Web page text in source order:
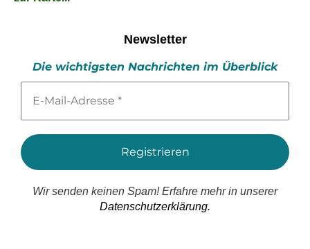
Newsletter
Die wichtigsten Nachrichten im Überblick
Mail-
*
Wir senden keinen Spam! Erfahre mehr in unserer
Datenschutzerklärung.